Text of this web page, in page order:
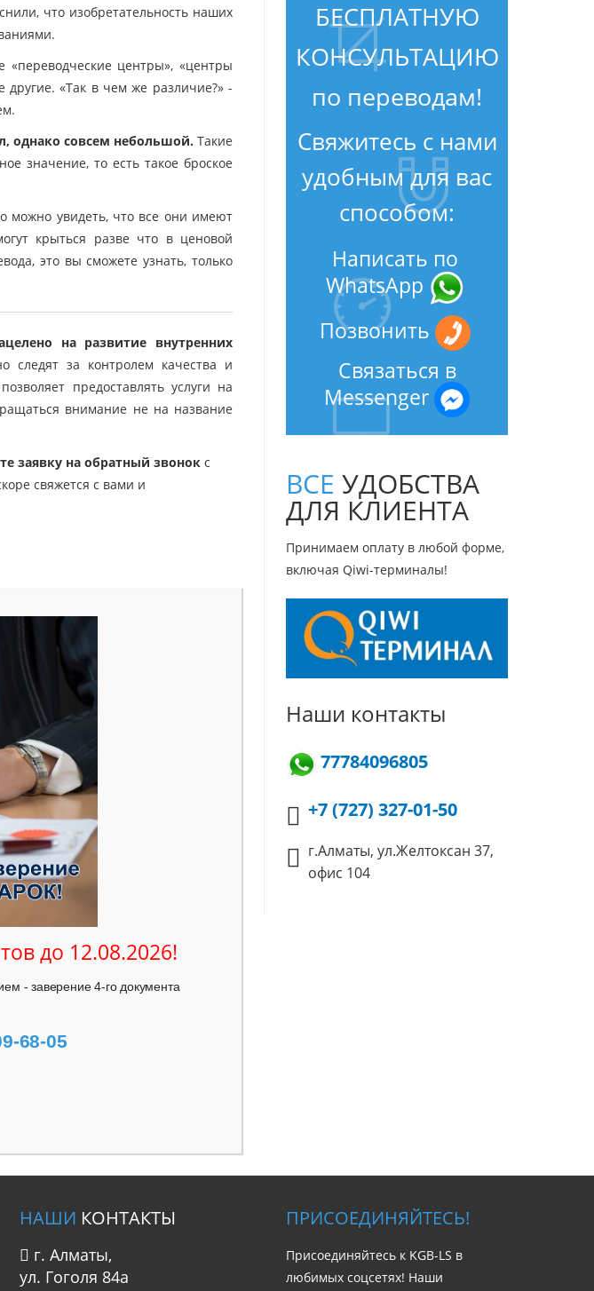
что изобретательность наших
«переводческие центры», «центры
другие. «Так в чем же различие?» -
однако совсем небольшой. Такие
значение, то есть такое броское
можно увидеть, что все они имеют
крыться разве что в ценовой
это вы сможете узнать, только
на развитие внутренних
следят за контролем качества и
предоставлять услуги на
внимание не на название
заявку на обратный звонок с
свяжется с вами и
до 12.08.2026!
- заверение 4-го документа
68-05
БЕСПЛАТНУЮ
КОНСУЛЬТАЦИЮ
по переводам!
Свяжитесь с нами
удобным для вас
способом:
Написать по
WhatsApp
Позвонить
Связаться в
Messenger
ВСЕ УДОБСТВА
ДЛЯ КЛИЕНТА
Принимаем оплату в любой форме,
включая Qiwi-терминалы!
Наши контакты
77784096805
+7 (727) 327-01-50
г.Алматы, ул.Желтоксан 37,
офис 104
НАШИ КОНТАКТЫ
г. Алматы,
ул. Гоголя 84а
ПРИСОЕДИНЯЙТЕСЬ!
Присоединяйтесь к KGB-LS в
любимых соцсетях! Наши